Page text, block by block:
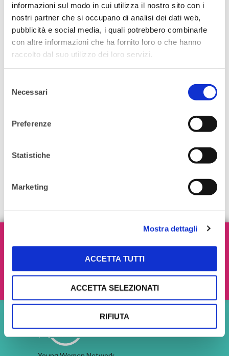
informazioni sul modo in cui utilizza il nostro sito con i
nostri partner che si occupano di analisi dei dati web,
pubblicità e social media, i quali potrebbero combinarle
con altre informazioni che ha fornito loro o che hanno
raccolto dal suo utilizzo dei loro servizi.
delNecessari
Preferenze
Statistiche
Marketing
Mostra dettagli
ACCETTA TUTTI
ACCETTA SELEZIONATI
RIFIUTA
associazioni partner di YWN
– Ricevere la newsletter di YWN per tenersi
aggiornati su attività, eventi e tendenze!
Come diventare una YWNetworker?
associarsicon un clic.
Ringraziamo Boston Consulting Group per
partner.
marketing
Ho letto e accetto i termini e le condizioni